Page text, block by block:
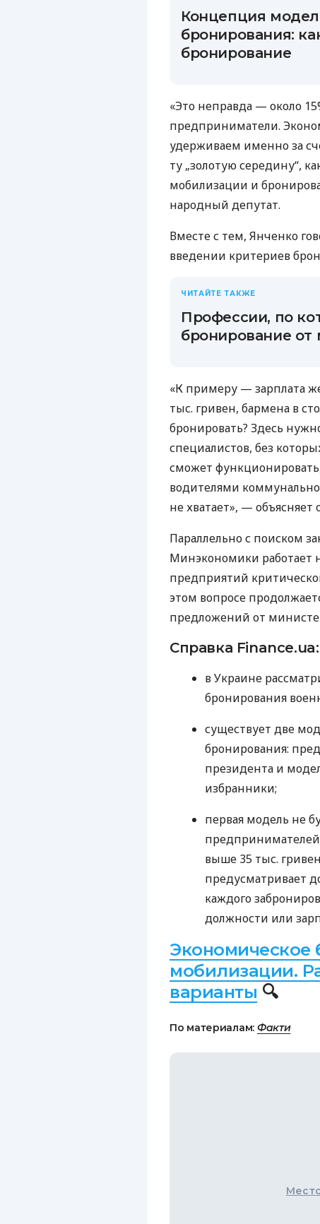
Концепция
бронирования:
бронирование
«Это неправда — около
предприниматели.
удерживаем именно за
ту „золотую середину“,
мобилизации и
народный депутат.
Вместе с тем, Янченко
введении критериев
ЧИТАЙТЕ ТАКЖЕ
Профессии, по
бронирование от
«К примеру — зарплата
тыс. гривен, бармена в
бронировать? Здесь
специалистов, без
сможет
водителями
не хватает», — объясняет
Параллельно с поиском
Минэкономики работает
предприятий
этом вопросе
предложений от
Справка Finance.ua:
в Украине
бронирования
существует две
бронирования:
президента и
избранники;
первая модель не
предпринимателей
выше 35 тыс.
предусматривает
каждого
должности или
Экономическое
мобилизации.
варианты 🔍
По материалам: Факти